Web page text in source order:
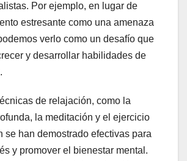
Por ejemplo, en lugar de
estresante como una amenaza
verlo como un desafío que
y desarrollar habilidades de
de relajación, como la
la meditación y el ejercicio
se han demostrado efectivas para
y promover el bienestar mental.